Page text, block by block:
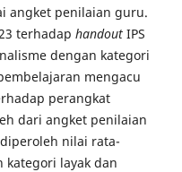
angket penilaian guru.
terhadap handout IPS
dengan kategori
mengacu
perangkat
dari angket penilaian
nilai rata-
kategori layak dan